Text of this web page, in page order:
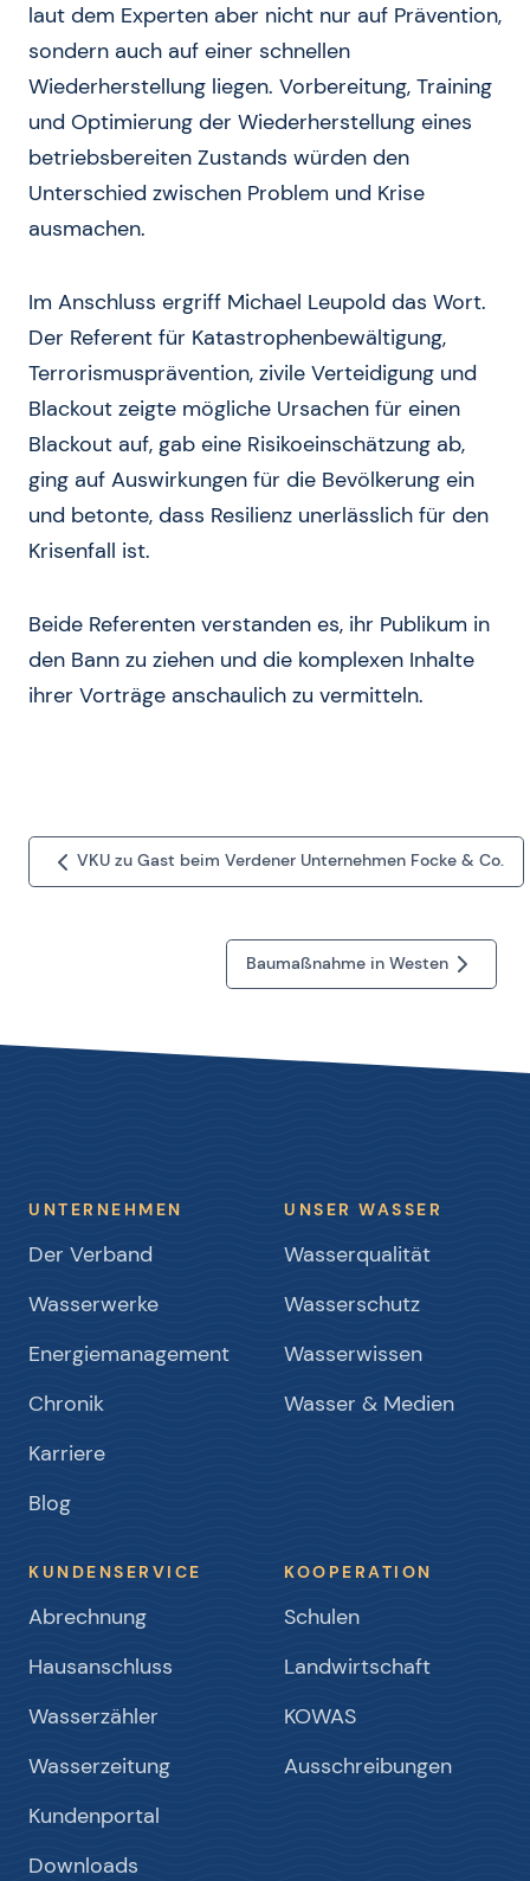
laut dem Experten aber nicht nur auf Prävention,
sondern auch auf einer schnellen
Wiederherstellung liegen. Vorbereitung, Training
und Optimierung der Wiederherstellung eines
betriebsbereiten Zustands würden den
Unterschied zwischen Problem und Krise
ausmachen.
Im Anschluss ergriff Michael Leupold das Wort.
Der Referent für Katastrophenbewältigung,
Terrorismusprävention, zivile Verteidigung und
Blackout zeigte mögliche Ursachen für einen
Blackout auf, gab eine Risikoeinschätzung ab,
ging auf Auswirkungen für die Bevölkerung ein
und betonte, dass Resilienz unerlässlich für den
Krisenfall ist.
Beide Referenten verstanden es, ihr Publikum in
den Bann zu ziehen und die komplexen Inhalte
ihrer Vorträge anschaulich zu vermitteln.
VKU zu Gast beim Verdener Unternehmen Focke & Co.
Baumaßnahme in Westen
UNTERNEHMEN
Der Verband
Wasserwerke
Energiemanagement
Chronik
Karriere
Blog
UNSER WASSER
Wasserqualität
Wasserschutz
Wasserwissen
Wasser & Medien
KUNDENSERVICE
Abrechnung
Hausanschluss
Wasserzähler
Wasserzeitung
Kundenportal
Downloads
KOOPERATION
Schulen
Landwirtschaft
KOWAS
Ausschreibungen